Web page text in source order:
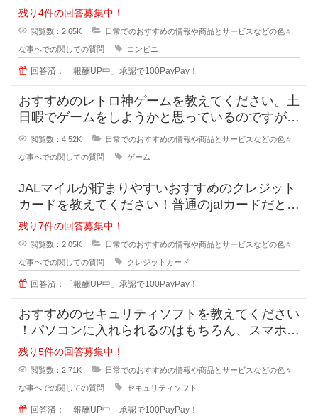
価格は据え置きなので買ったけど
残り4件の回答募集中！
閲覧数：2.65K 日常でのおすすめの情報や商品とサービスなどの色々
な事へでの関しての質問 コンビニ
回答済：「報酬UP中」承認で100PayPay！
おすすめのレトロ神ゲームを教えてください。土
日暇でゲームをしようかと思っているのですが、
最近のゲームに魅力を感じません。
閲覧数：4.52K 日常でのおすすめの情報や商品とサービスなどの色々
な事へでの関しての質問 ゲーム
JALマイルが貯まりやすいおすすめのクレジット
カードを教えてください！普通のjalカードだと還
元率が0.5%でとても低く
残り7件の回答募集中！
閲覧数：2.05K 日常でのおすすめの情報や商品とサービスなどの色々
な事へでの関しての質問 クレジットカード
回答済：「報酬UP中」承認で100PayPay！
おすすめのセキュリティソフトを教えてください
！パソコンに入れられるのはもちろん、スマホに
も入れられるセキュリティソフトっ
残り5件の回答募集中！
閲覧数：2.71K 日常でのおすすめの情報や商品とサービスなどの色々
な事へでの関しての質問 セキュリティソフト
回答済：「報酬UP中」承認で100PayPay！